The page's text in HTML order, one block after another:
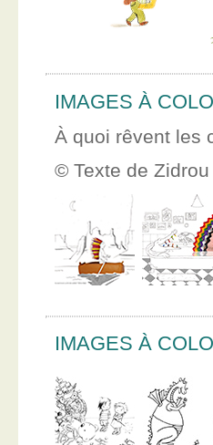
IMAGES À
À quoi rêvent les
© Texte de Zidrou
IMAGES À